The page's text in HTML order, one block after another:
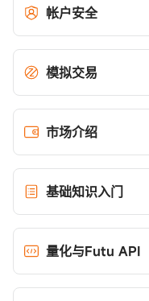
帐户安全
模拟交易
市场介绍
基础知识入门
量化与Futu API